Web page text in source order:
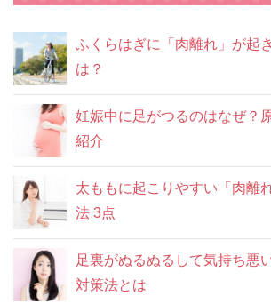
ふくらはぎに「肉離れ」が起
は？
妊娠中に足がつるのはなぜ？
紹介
太ももに起こりやすい「肉離
法 3点
足裏がぬるぬるして気持ち悪
対策法とは